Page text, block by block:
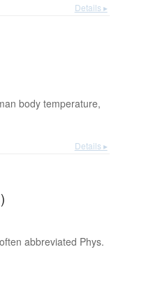
Details ▸
body temperature,
Details ▸
abbreviated Phys.